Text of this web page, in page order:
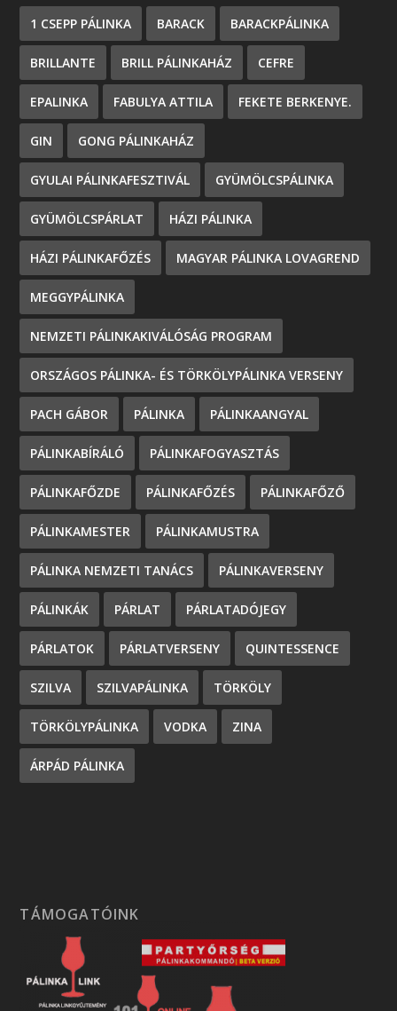
1 CSEPP PÁLINKA BARACK BARACKPÁLINKA
BRILLANTE BRILL PÁLINKAHÁZ CEFRE
EPALINKA FABULYA ATTILA FEKETE BERKENYE.
GIN GONG PÁLINKAHÁZ
GYULAI PÁLINKAFESZTIVÁL GYÜMÖLCSPÁLINKA
GYÜMÖLCSPÁRLAT HÁZI PÁLINKA
HÁZI PÁLINKAFŐZÉS MAGYAR PÁLINKA LOVAGREND
MEGGYPÁLINKA
NEMZETI PÁLINKAKIVÁLÓSÁG PROGRAM
ORSZÁGOS PÁLINKA- ÉS TÖRKÖLYPÁLINKA VERSENY
PACH GÁBOR PÁLINKA PÁLINKAANGYAL
PÁLINKABÍRÁLÓ PÁLINKAFOGYASZTÁS
PÁLINKAFŐZDE PÁLINKAFŐZÉS PÁLINKAFŐZŐ
PÁLINKAMESTER PÁLINKAMUSTRA
PÁLINKA NEMZETI TANÁCS PÁLINKAVERSENY
PÁLINKÁK PÁRLAT PÁRLATADÓJEGY
PÁRLATOK PÁRLATVERSENY QUINTESSENCE
SZILVA SZILVAPÁLINKA TÖRKÖLY
TÖRKÖLYPÁLINKA VODKA ZINA
ÁRPÁD PÁLINKA
TÁMOGATÓINK